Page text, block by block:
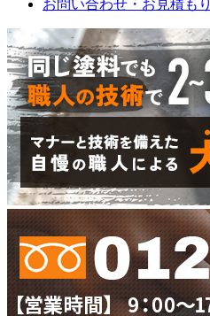
お問い合わせ・お見積もり